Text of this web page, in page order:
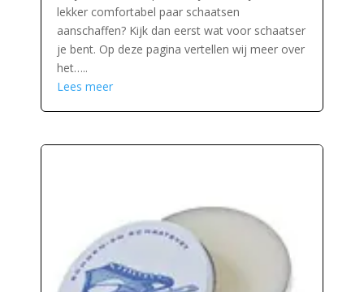
lekker comfortabel paar schaatsen
aanschaffen? Kijk dan eerst wat voor schaatser
je bent. Op deze pagina vertellen wij meer over
het…..
Lees meer